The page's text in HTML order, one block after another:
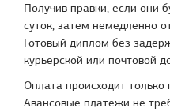
Получив правки, если они
суток, затем немедленно
Готовый диплом без
курьерской или почтовой
Оплата происходит
Авансовые платежи не